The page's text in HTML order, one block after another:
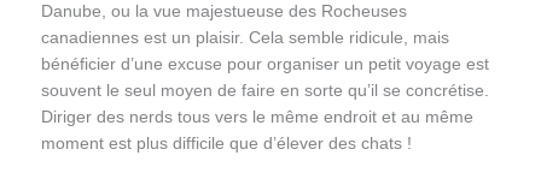
Danube, ou la vue majestueuse des Rocheuses
canadiennes est un plaisir. Cela semble ridicule, mais
bénéficier d’une excuse pour organiser un petit voyage est
souvent le seul moyen de faire en sorte qu’il se concrétise.
Diriger des nerds tous vers le même endroit et au même
moment est plus difficile que d’élever des chats !